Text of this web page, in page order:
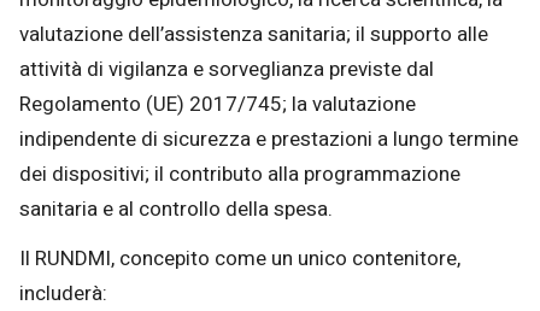
valutazione dell’assistenza sanitaria; il supporto alle
attività di vigilanza e sorveglianza previste dal
Regolamento (UE) 2017/745; la valutazione
indipendente di sicurezza e prestazioni a lungo termine
dei dispositivi; il contributo alla programmazione
sanitaria e al controllo della spesa.
Il RUNDMI, concepito come un unico contenitore,
includerà: